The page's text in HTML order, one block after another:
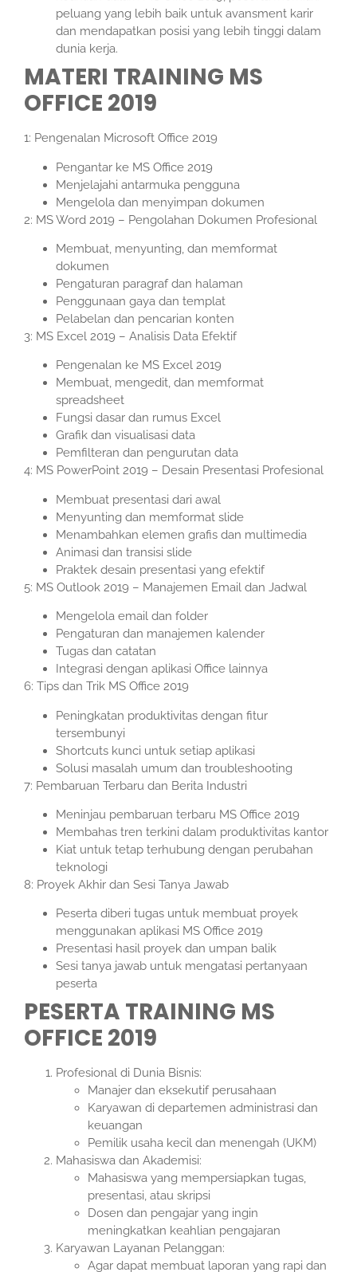
peluang yang lebih baik untuk avansment karir
dan mendapatkan posisi yang lebih tinggi dalam
dunia kerja.
MATERI TRAINING MS
OFFICE 2019
1: Pengenalan Microsoft Office 2019
Pengantar ke MS Office 2019
Menjelajahi antarmuka pengguna
Mengelola dan menyimpan dokumen
2: MS Word 2019 – Pengolahan Dokumen Profesional
Membuat, menyunting, dan memformat
dokumen
Pengaturan paragraf dan halaman
Penggunaan gaya dan templat
Pelabelan dan pencarian konten
3: MS Excel 2019 – Analisis Data Efektif
Pengenalan ke MS Excel 2019
Membuat, mengedit, dan memformat
spreadsheet
Fungsi dasar dan rumus Excel
Grafik dan visualisasi data
Pemfilteran dan pengurutan data
4: MS PowerPoint 2019 – Desain Presentasi Profesional
Membuat presentasi dari awal
Menyunting dan memformat slide
Menambahkan elemen grafis dan multimedia
Animasi dan transisi slide
Praktek desain presentasi yang efektif
5: MS Outlook 2019 – Manajemen Email dan Jadwal
Mengelola email dan folder
Pengaturan dan manajemen kalender
Tugas dan catatan
Integrasi dengan aplikasi Office lainnya
6: Tips dan Trik MS Office 2019
Peningkatan produktivitas dengan fitur
tersembunyi
Shortcuts kunci untuk setiap aplikasi
Solusi masalah umum dan troubleshooting
7: Pembaruan Terbaru dan Berita Industri
Meninjau pembaruan terbaru MS Office 2019
Membahas tren terkini dalam produktivitas kantor
Kiat untuk tetap terhubung dengan perubahan
teknologi
8: Proyek Akhir dan Sesi Tanya Jawab
Peserta diberi tugas untuk membuat proyek
menggunakan aplikasi MS Office 2019
Presentasi hasil proyek dan umpan balik
Sesi tanya jawab untuk mengatasi pertanyaan
peserta
PESERTA TRAINING MS
OFFICE 2019
Profesional di Dunia Bisnis:
Manajer dan eksekutif perusahaan
Karyawan di departemen administrasi dan
keuangan
Pemilik usaha kecil dan menengah (UKM)
Mahasiswa dan Akademisi:
Mahasiswa yang mempersiapkan tugas,
presentasi, atau skripsi
Dosen dan pengajar yang ingin
meningkatkan keahlian pengajaran
Karyawan Layanan Pelanggan:
Agar dapat membuat laporan yang rapi dan